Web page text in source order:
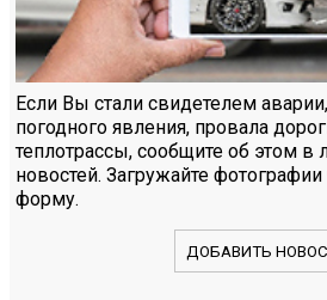
Если Вы стали свидетелем
погодного явления, провала
теплотрассы, сообщите об этом в
новостей. Загружайте
форму.
ДОБАВИТЬ